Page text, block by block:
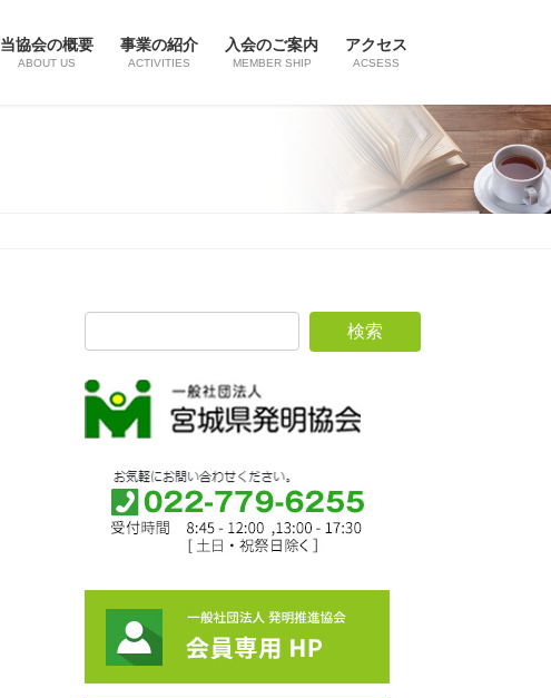
当協会の概要
ABOUT US
事業の紹介
ACTIVITIES
入会のご案内
MEMBER SHIP
アクセス
ACSESS